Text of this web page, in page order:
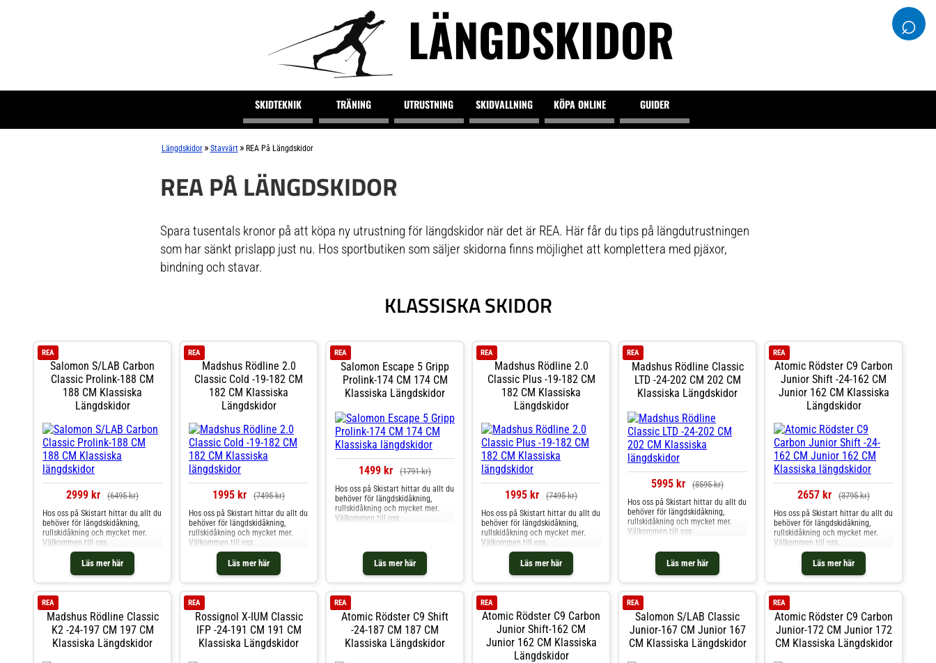
LÄNGDSKIDOR ⌕
SKIDTEKNIK TRÄNING UTRUSTNING SKIDVALLNING KÖPA ONLINE GUIDER
Längdskidor » Stavvärt » REA På Längdskidor
REA PÅ LÄNGDSKIDOR
Spara tusentals kronor på att köpa ny utrustning för längdskidor när det är REA. Här får du tips på längdutrustningen
som har sänkt prislapp just nu. Hos sportbutiken som säljer skidorna finns möjlighet att komplettera med pjäxor,
bindning och stavar.
KLASSISKA SKIDOR
Salomon S/LAB Carbon
Classic Prolink-188 CM
188 CM Klassiska
Längdskidor
REA
2999 kr (6495 kr)
Läs mer här
Hos oss på Skistart hittar du allt du
behöver för längdskidåkning,
rullskidåkning och mycket mer.
Välkommen till oss.
Madshus Rödline 2.0
Classic Cold -19-182 CM
182 CM Klassiska
Längdskidor
REA
1995 kr (7495 kr)
Läs mer här
Hos oss på Skistart hittar du allt du
behöver för längdskidåkning,
rullskidåkning och mycket mer.
Välkommen till oss.
Salomon Escape 5 Gripp
Prolink-174 CM 174 CM
Klassiska Längdskidor
REA
1499 kr (1791 kr)
Läs mer här
Hos oss på Skistart hittar du allt du
behöver för längdskidåkning,
rullskidåkning och mycket mer.
Välkommen till oss.
Madshus Rödline 2.0
Classic Plus -19-182 CM
182 CM Klassiska
Längdskidor
REA
1995 kr (7495 kr)
Läs mer här
Hos oss på Skistart hittar du allt du
behöver för längdskidåkning,
rullskidåkning och mycket mer.
Välkommen till oss.
Madshus Rödline Classic
LTD -24-202 CM 202 CM
Klassiska Längdskidor
REA
5995 kr (8595 kr)
Läs mer här
Hos oss på Skistart hittar du allt du
behöver för längdskidåkning,
rullskidåkning och mycket mer.
Välkommen till oss.
Atomic Rödster C9 Carbon
Junior Shift -24-162 CM
Junior 162 CM Klassiska
Längdskidor
REA
2657 kr (3795 kr)
Läs mer här
Hos oss på Skistart hittar du allt du
behöver för längdskidåkning,
rullskidåkning och mycket mer.
Välkommen till oss.
Madshus Rödline Classic
K2 -24-197 CM 197 CM
Klassiska Längdskidor
REA
Rossignol X-IUM Classic
IFP -24-191 CM 191 CM
Klassiska Längdskidor
REA
Atomic Rödster C9 Shift
-24-187 CM 187 CM
Klassiska Längdskidor
REA
Atomic Rödster C9 Carbon
Junior Shift-162 CM
Junior 162 CM Klassiska
Längdskidor
REA
Salomon S/LAB Classic
Junior-167 CM Junior 167
CM Klassiska Längdskidor
REA
Atomic Rödster C9 Carbon
Junior-172 CM Junior 172
CM Klassiska Längdskidor
REA